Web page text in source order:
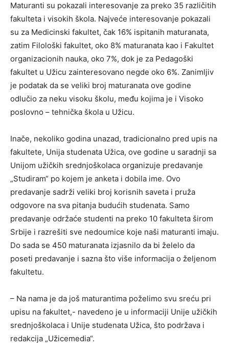
Maturanti su pokazali interesovanje za preko 35 različitih
fakulteta i visokih škola. Najveće interesovanje pokazali
su za Medicinski fakultet, čak 16% ispitanih maturanata,
zatim Filološki fakultet, oko 8% maturanata kao i Fakultet
organizacionih nauka, oko 7%, dok je za Pedagoški
fakultet u Užicu zainteresovano negde oko 6%. Zanimljiv
je podatak da se veliki broj maturanata ove godine
odlučio za neku visoku školu, među kojima je i Visoko
poslovno – tehnička škola u Užicu.
Inače, nekoliko godina unazad, tradicionalno pred upis na
fakultete, Unija studenata Užica, ove godine u saradnji sa
Unijom užičkih srednjoškolaca organizuje predavanje
„Studiram“ po kojem je anketa i dobila ime. Ovo
predavanje sadrži veliki broj korisnih saveta i pruža
odgovore na sva pitanja budućih studenata. Samo
predavanje održaće studenti na preko 10 fakulteta širom
Srbije i razrešiti sve nedoumice koje naši maturanti imaju.
Do sada se 450 maturanata izjasnilo da bi želelo da
poseti predavanje i sazna što više informacija o željenom
fakultetu.
– Na nama je da još maturantima poželimo svu sreću pri
upisu na fakultet,- navedeno je u informaciji Unije užičkih
srednjoškolaca i Unije studenata Užica, što podržava i
redakcija „Užicemedia“.